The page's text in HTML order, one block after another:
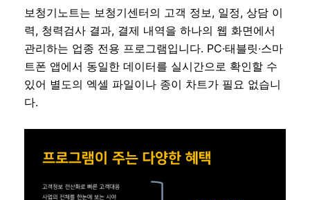
보청기노트는 보청기센터의 고객 정보, 일정, 상담 이
력, 청력검사 결과, 결제 내역을 하나의 웹 화면에서
관리하는 업종 전용 프로그램입니다. PC·태블릿·스마
트폰 앱에서 동일한 데이터를 실시간으로 확인할 수
있어 별도의 엑셀 파일이나 종이 차트가 필요 없습니
다.